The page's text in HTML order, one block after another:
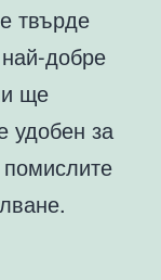
твърде
добре
ще
удобен за